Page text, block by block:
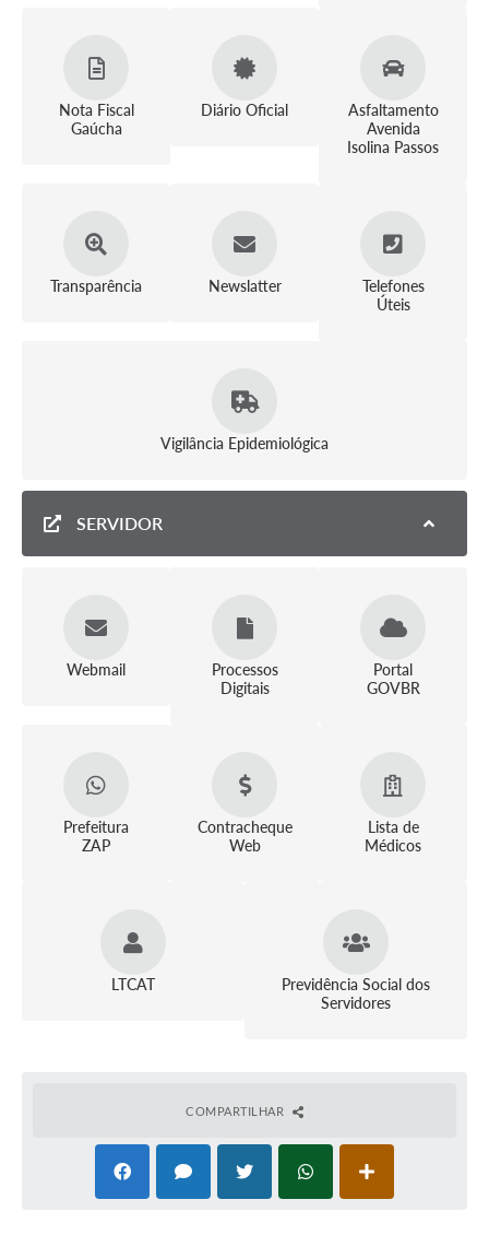
Nota Fiscal
Gaúcha
Diário Oficial
Asfaltamento
Avenida
Isolina Passos
Transparência Newslatter
Telefones
Úteis
Vigilância Epidemiológica
SERVIDOR
Webmail
Processos
Digitais
Portal
GOVBR
Prefeitura
ZAP
Contracheque
Web
Lista de
Médicos
LTCAT
Previdência Social dos
Servidores
COMPARTILHAR